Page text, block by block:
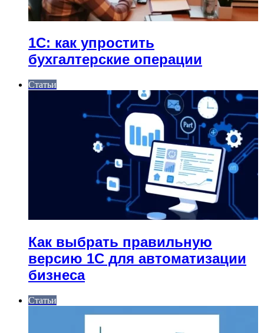
1С: как упростить
бухгалтерские операции
Статьи
Как выбрать правильную
версию 1С для автоматизации
бизнеса
Статьи